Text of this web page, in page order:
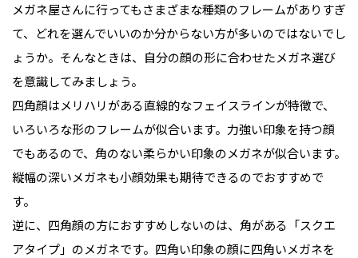
メガネ屋さんに行ってもさまざまな種類のフレームがありすぎ
て、どれを選んでいいのか分からない方が多いのではないでし
ょうか。そんなときは、自分の顔の形に合わせたメガネ選び
を意識してみましょう。
四角顔はメリハリがある直線的なフェイスラインが特徴で、
いろいろな形のフレームが似合います。力強い印象を持つ顔
でもあるので、角のない柔らかい印象のメガネが似合います。
縦幅の深いメガネも小顔効果も期待できるのでおすすめで
す。
逆に、四角顔の方におすすめしないのは、角がある「スクエ
アタイプ」のメガネです。四角い印象の顔に四角いメガネを